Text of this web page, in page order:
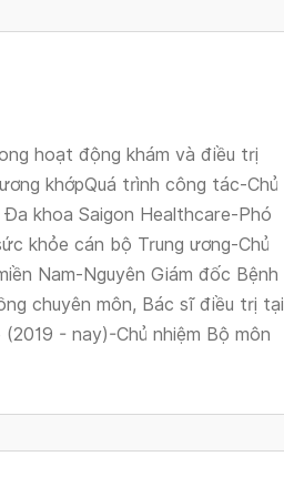
hoạt động khám và điều trị
khớpQuá trình công tác-Chủ
khoa Saigon Healthcare-Phó
khỏe cán bộ Trung ương-Chủ
Nam-Nguyên Giám đốc Bệnh
chuyên môn, Bác sĩ điều trị tại
- nay)-Chủ nhiệm Bộ môn